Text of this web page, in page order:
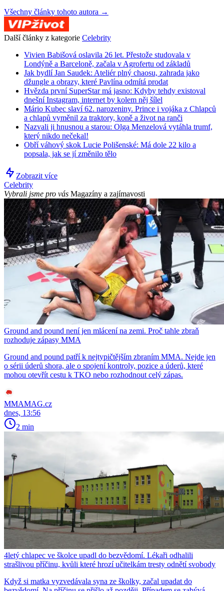
Všechny články tohoto autora →
Další články z kategorie Celebrity
Vivien Babišová oslavila 26 let. Přestože studovala v
Londýně a Barceloně, začala v Agrofertu od základů
Jak bydlí Jan Saudek: Ateliér plný chaosu, zahrada jako
džungle a obrazy, které Pavlína odmítá prodat
Hvězda první SuperStar má jasno: Kdyby tehdy existoval
dnešní Instagram, internet by kolem něj šílel
Mário Kubec slaví 62. narozeniny. Prince i vojáka z Chlapců
a chlapů vyměnil za traktory, koně a život na ranči
Nazvali ji hnusnou a starou: Olga Menzelová vytáhla trumf,
který nikdo nečekal!
Obří váhový skok Lucie Polišenské: Má dole 22 kilo a
popsala, jak se jí změnilo tělo
Zobrazit více
Celebrity
Vybrali jsme pro vás Magazíny a zajímavosti
Ground and pound není jen mlácení na zemi. Proč tahle zbraň
rozhoduje zápasy MMA
Ground and pound patří k nejtypičtějším zbraním MMA. Nejde jen
o sérii úderů shora, ale o spojení kontroly, pozice a úderů, které
mohou otevřít cestu k TKO nebo rozhodnout celý zápas.
MMAMAG.cz
dnes, 13:56
2 min
4letý chlapec ve školce upadl do bezvědomí. Lékaři odhalili
strašlivou příčinu, kvůli které hrozí učitelkám tresty odnětí svobody
Když si matka vyzvedávala syna ze školky, začal upadat do